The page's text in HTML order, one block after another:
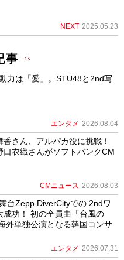
NEXT 2025.05.23
事
力は「愛」。STU48と2nd写
エンタメ 2026.08.04
香さん、アルパカ役に挑戦！
口衣織さんがソフトバンクCM
CMニュース 2026.08.03
台Zepp DiverCityでの 2ndワ
成功！ 初の全員曲「台風の
外単独公演となる韓国コンサ
エンタメ 2026.07.31